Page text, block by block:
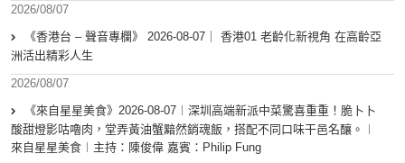
2026/08/07
《香港台 – 聲音專欄》 2026-08-07｜ 香港01 老齡化新視角 在高齡亞
洲活出精彩人生
2026/08/07
《來自星星美食》2026-08-07︱深圳高端新派中菜驚喜重重！脆卜卜
酸甜燈影咕嚕肉，堂弄黃油蟹黯然銷魂飯，搭配不同口味干邑名釀。︱
來自星星美食︱主持：陳俊偉 嘉賓：Philip Fung